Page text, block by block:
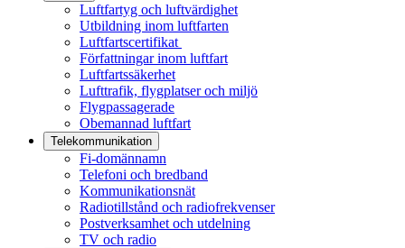
Luftfartyg och luftvärdighet
Utbildning inom luftfarten
Luftfartscertifikat
Författningar inom luftfart
Luftfartssäkerhet
Lufttrafik, flygplatser och miljö
Flygpassagerade
Obemannad luftfart
Telekommunikation
Fi-domännamn
Telefoni och bredband
Kommunikationsnät
Radiotillstånd och radiofrekvenser
Postverksamhet och utdelning
TV och radio